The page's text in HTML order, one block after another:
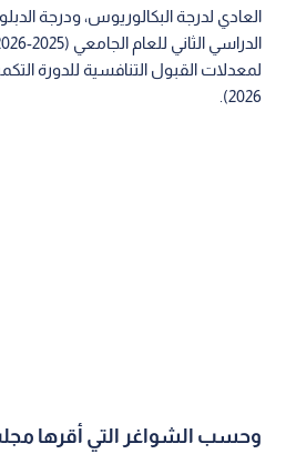
العادي لدرجة البكالوريوس، ودرجة
2026).
وحسب الشواغر التي أقرها